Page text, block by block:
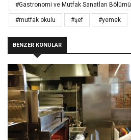
#Gastronomi ve Mutfak Sanatları Bölümü
#mutfak okulu #şef #yemek
BENZER KONULAR